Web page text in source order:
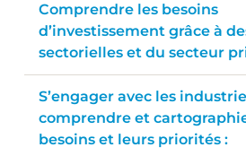
Comprendre les besoins
d’investissement grâce à
sectorielles et du secteur
S’engager avec les
comprendre et
besoins et leurs priorités :